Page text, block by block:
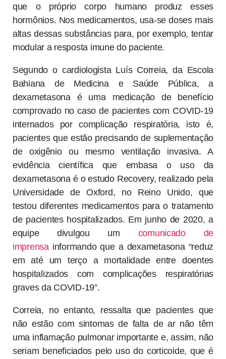
que o próprio corpo humano produz esses
hormônios. Nos medicamentos, usa-se doses mais
altas dessas substâncias para, por exemplo, tentar
modular a resposta imune do paciente.
Segundo o cardiologista Luís Correia, da Escola
Bahiana de Medicina e Saúde Pública, a
dexametasona é uma medicação de benefício
comprovado no caso de pacientes com COVID-19
internados por complicação respiratória, isto é,
pacientes que estão precisando de suplementação
de oxigênio ou mesmo ventilação invasiva. A
evidência científica que embasa o uso da
dexametasona é o estudo Recovery, realizado pela
Universidade de Oxford, no Reino Unido, que
testou diferentes medicamentos para o tratamento
de pacientes hospitalizados. Em junho de 2020, a
equipe divulgou um comunicado de
imprensa informando que a dexametasona “reduz
em até um terço a mortalidade entre doentes
hospitalizados com complicações respiratórias
graves da COVID-19”.
Correia, no entanto, ressalta que pacientes que
não estão com sintomas de falta de ar não têm
uma inflamação pulmonar importante e, assim, não
seriam beneficiados pelo uso do corticoide, que é